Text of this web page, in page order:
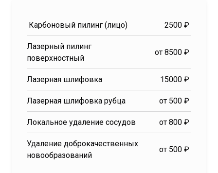
Карбоновый пилинг (лицо) 2500 ₽
Лазерный пилинг
поверхностный
от 8500 ₽
Лазерная шлифовка 15000 ₽
Лазерная шлифовка рубца от 500 ₽
Локальное удаление сосудов от 800 ₽
Удаление доброкачественных
новообразований
от 500 ₽